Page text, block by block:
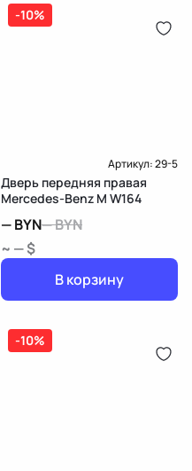
-10%
Артикул:29-5
Дверь передняя правая
Mercedes-Benz M W164
—BYN—BYN
~ — $
В корзину
-10%